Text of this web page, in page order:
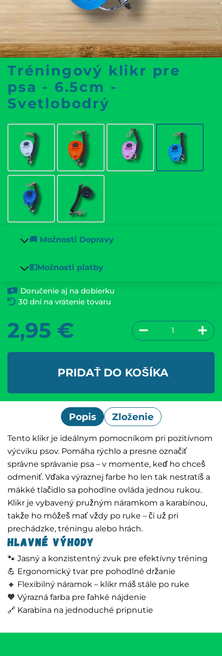
Tréningový klikr pre
psa - 6.5cm -
Svetlobodrý
🚚 Možnosti Dopravy
💵Možnosti platby
Doručenie aj na dobierku
30 dní na vrátenie tovaru
2,95 €
PRIDAŤ DO KOŠÍKA
Popis Zloženie
Tento klikr je ideálnym pomocníkom pri pozitívnom
výcviku psov. Pomáha rýchlo a presne označiť
správne správanie psa – v momente, keď ho chceš
odmeniť. Vďaka výraznej farbe ho len tak nestratíš a
mäkké tlačidlo sa pohodlne ovláda jednou rukou.
Klikr je vybavený pružným náramkom a karabínou,
takže ho môžeš mať vždy po ruke – či už pri
prechádzke, tréningu alebo hrách.
Hlavné výhody
🐾 Jasný a konzistentný zvuk pre efektívny tréning
💪 Ergonomický tvar pre pohodlné držanie
🔸 Flexibilný náramok – klikr máš stále po ruke
🧡 Výrazná farba pre ľahké nájdenie
🔗 Karabína na jednoduché pripnutie